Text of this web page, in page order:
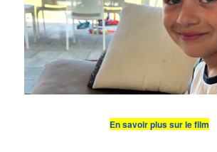
En savoir plus sur le film